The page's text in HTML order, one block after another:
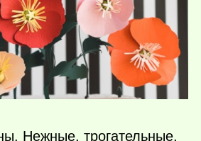
Нежные, трогательные,